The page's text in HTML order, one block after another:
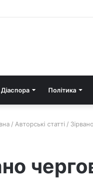
Діаспора Політика
/ Авторські статті /